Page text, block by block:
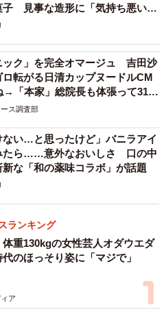
子 見事な造形に「気持ち悪いく
ック」を完全オマージュ 吉田沙
転がる日清カップヌードルCM
→「本家」総院長も体張って31万
ス調査部
ない…と思ったけど」バニラアイ
たら……意外なおいしさ 口の中
な「和の薬味コラボ」が話題
ランキング
体重130kgの女性芸人オダウエダ
のほっそり姿に「マジで」
ア